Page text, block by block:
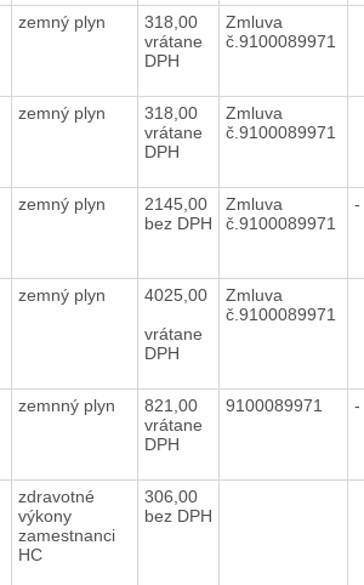
zemný plyn
318,00
vrátane
DPH
Zmluva
č.9100089971
zemný plyn
318,00
vrátane
DPH
Zmluva
č.9100089971
zemný plyn
2145,00
bez DPH
Zmluva
č.9100089971
-
zemný plyn
4025,00
vrátane
DPH
Zmluva
č.9100089971
zemnný plyn
821,00
vrátane
DPH
9100089971 -
zdravotné
výkony
zamestnanci
HC
306,00
bez DPH